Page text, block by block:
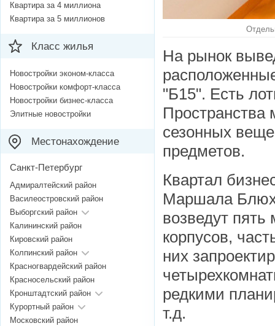
На рынок
"Б15". Есть
Пространства
сезонных
предметов.
Квартал
Маршала
возведут
корпусов,
них
редкими
т.д.
Квартира за 4 миллиона
Квартира за 5 миллионов
Класс жилья
Новостройки эконом-класса
Новостройки комфорт-класса
Новостройки бизнес-класса
Элитные новостройки
Местонахождение
Санкт-Петербург
Адмиралтейский район
Василеостровский район
Выборгский район
Калининский район
Кировский район
Колпинский район
Красногвардейский район
Красносельский район
Кронштадтский район
Курортный район
Московский район